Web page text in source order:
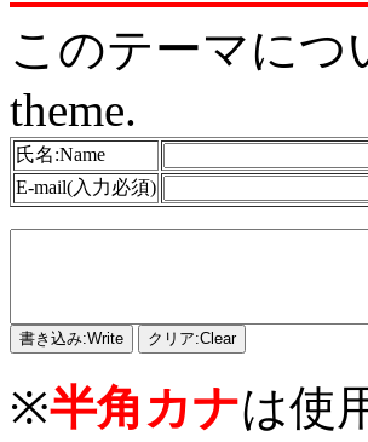
このテーマにつ
theme.
氏名:Name
E-mail(入力必須)
※半角カナは使